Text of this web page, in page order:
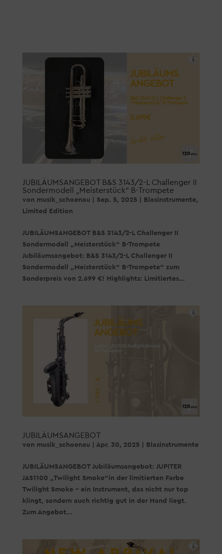
JUBILÄUMSANGEBOT B&S 3143/2-L Challenger II
Sondermodell „Meisterstück“ B-Trompete
von musik_schoenau Sep. 5, 2025 Blasinstrumente,
Limited Edition
JUBILÄUMSANGEBOT B&S 3143/2-L Challenger II
Sondermodell „Meisterstück“ B-Trompete
Jubiläumsangebot: B&S 3143/2-L Challenger II
Sondermodell „Meisterstück“ B-Trompete“ zum
Sonderpreis von 2.699 €! Highlights: Limitiertes...
JUBILÄUMSANGEBOT
von musik_schoenau Apr. 30, 2025 Blasinstrumente
JUBILÄUMSANGEBOT Jubiläumsangebot: JUPITER
JAS1100 „Twilight Smoke“in der limitierten Farbe
Twilight Smoke – ein Instrument, das nicht nur top
klingt, sondern auch richtig gut in der Hand liegt.
Zum Angebot...